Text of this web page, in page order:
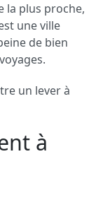
la plus proche,
une ville
de bien
un lever à
à